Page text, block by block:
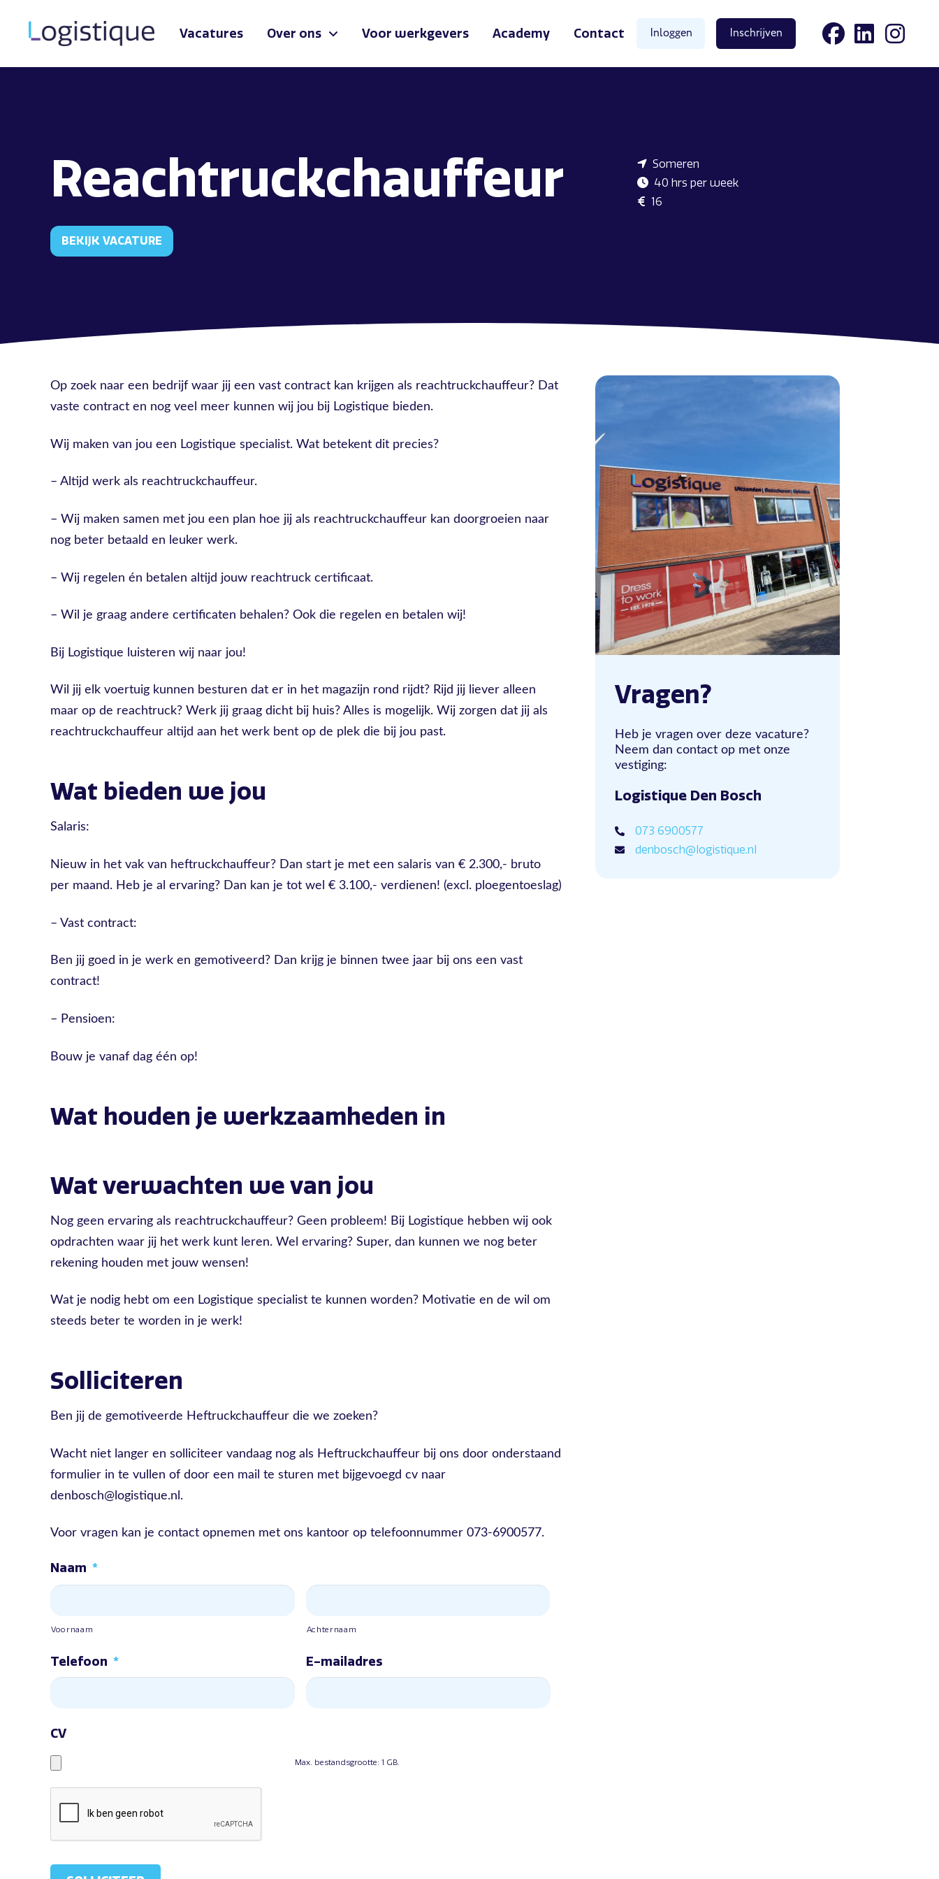
Vacatures Over ons Voor werkgevers Academy Contact Inloggen Inschrijven
Reachtruckchauffeur
BEKIJK VACATURE
Someren
40 hrs per week
16
Op zoek naar een bedrijf waar jij een vast contract kan krijgen als reachtruckchauffeur? Dat
vaste contract en nog veel meer kunnen wij jou bij Logistique bieden.
Wij maken van jou een Logistique specialist. Wat betekent dit precies?
– Altijd werk als reachtruckchauffeur.
– Wij maken samen met jou een plan hoe jij als reachtruckchauffeur kan doorgroeien naar
nog beter betaald en leuker werk.
– Wij regelen én betalen altijd jouw reachtruck certificaat.
– Wil je graag andere certificaten behalen? Ook die regelen en betalen wij!
Bij Logistique luisteren wij naar jou!
Wil jij elk voertuig kunnen besturen dat er in het magazijn rond rijdt? Rijd jij liever alleen
maar op de reachtruck? Werk jij graag dicht bij huis? Alles is mogelijk. Wij zorgen dat jij als
reachtruckchauffeur altijd aan het werk bent op de plek die bij jou past.
Wat bieden we jou
Salaris:
Nieuw in het vak van heftruckchauffeur? Dan start je met een salaris van € 2.300,- bruto
per maand. Heb je al ervaring? Dan kan je tot wel € 3.100,- verdienen! (excl. ploegentoeslag)
– Vast contract:
Ben jij goed in je werk en gemotiveerd? Dan krijg je binnen twee jaar bij ons een vast
contract!
– Pensioen:
Bouw je vanaf dag één op!
Wat houden je werkzaamheden in
Wat verwachten we van jou
Nog geen ervaring als reachtruckchauffeur? Geen probleem! Bij Logistique hebben wij ook
opdrachten waar jij het werk kunt leren. Wel ervaring? Super, dan kunnen we nog beter
rekening houden met jouw wensen!
Wat je nodig hebt om een Logistique specialist te kunnen worden? Motivatie en de wil om
steeds beter te worden in je werk!
Solliciteren
Ben jij de gemotiveerde Heftruckchauffeur die we zoeken?
Wacht niet langer en solliciteer vandaag nog als Heftruckchauffeur bij ons door onderstaand
formulier in te vullen of door een mail te sturen met bijgevoegd cv naar
denbosch@logistique.nl.
Voor vragen kan je contact opnemen met ons kantoor op telefoonnummer 073-6900577.
Naam *
Voornaam Achternaam
Telefoon * E-mailadres
CV
Max. bestandsgrootte: 1 GB.
Vragen?
Heb je vragen over deze vacature?
Neem dan contact op met onze
vestiging:
Logistique Den Bosch
073 6900577
denbosch@logistique.nl